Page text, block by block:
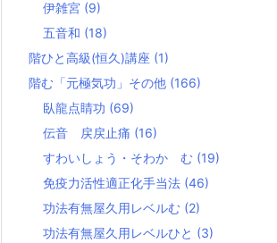
伊雑宮 (9)
五音和 (18)
階ひと高級(恒久)講座 (1)
階む「元極気功」その他 (166)
臥龍点睛功 (69)
伝音 戻戻止痛 (16)
すわいしょう・そわか む (19)
免疫力活性適正化手当法 (46)
功法有無屋久用レベルむ (2)
功法有無屋久用レベルひと (3)